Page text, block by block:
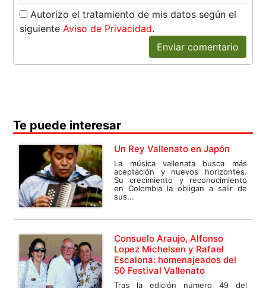
Autorizo el tratamiento de mis datos según el
siguiente Aviso de Privacidad.
Enviar comentario
Te puede interesar
Un Rey Vallenato en Japón
La música vallenata busca más
aceptación y nuevos horizontes.
Su crecimiento y reconocimiento
en Colombia la obligan a salir de
sus...
Consuelo Araujo, Alfonso
Lopez Michelsen y Rafael
Escalona: homenajeados del
50 Festival Vallenato
Tras la edición número 49 del